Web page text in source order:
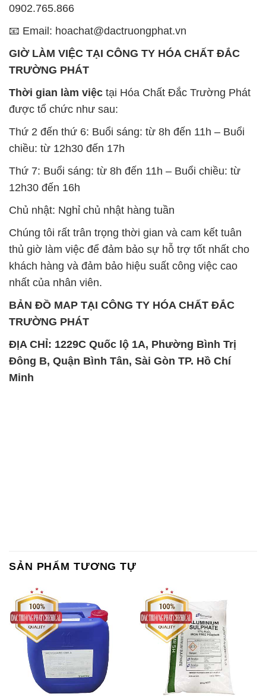
0902.765.866
📧 Email: hoachat@dactruongphat.vn
GIỜ LÀM VIỆC TẠI CÔNG TY HÓA CHẤT ĐẮC
TRƯỜNG PHÁT
Thời gian làm việc tại Hóa Chất Đắc Trường Phát
được tổ chức như sau:
Thứ 2 đến thứ 6: Buổi sáng: từ 8h đến 11h – Buổi
chiều: từ 12h30 đến 17h
Thứ 7: Buổi sáng: từ 8h đến 11h – Buổi chiều: từ
12h30 đến 16h
Chủ nhật: Nghỉ chủ nhật hàng tuần
Chúng tôi rất trân trọng thời gian và cam kết tuân
thủ giờ làm việc để đảm bảo sự hỗ trợ tốt nhất cho
khách hàng và đảm bảo hiệu suất công việc cao
nhất của nhân viên.
BẢN ĐỒ MAP TẠI CÔNG TY HÓA CHẤT ĐẮC
TRƯỜNG PHÁT
ĐỊA CHỈ: 1229C Quốc lộ 1A, Phường Bình Trị
Đông B, Quận Bình Tân, Sài Gòn TP. Hồ Chí
Minh
SẢN PHẨM TƯƠNG TỰ